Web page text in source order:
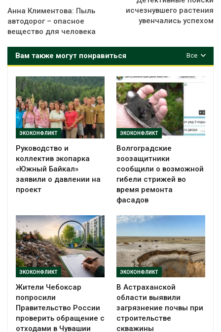
Анна Климентова: Пыль
автодорог – опасное
вещество для человека
исчезнувшего растения
увенчались успехом
Все
Вам также могут понравиться
ЭКОКОНФЛИКТ
Руководство и
коллектив экопарка
«Южный Байкал»
заявили о давлении на
проект
ЭКОКОНФЛИКТ
Волгоградские
зоозащитники
сообщили о возможной
гибели стрижей во
время ремонта
фасадов
ЭКОКОНФЛИКТ
Жители Чебоксар
попросили
Правительство России
проверить обращение с
отходами в Чувашии
ЭКОКОНФЛИКТ
В Астраханской
области выявили
загрязнение почвы при
строительстве
скважины